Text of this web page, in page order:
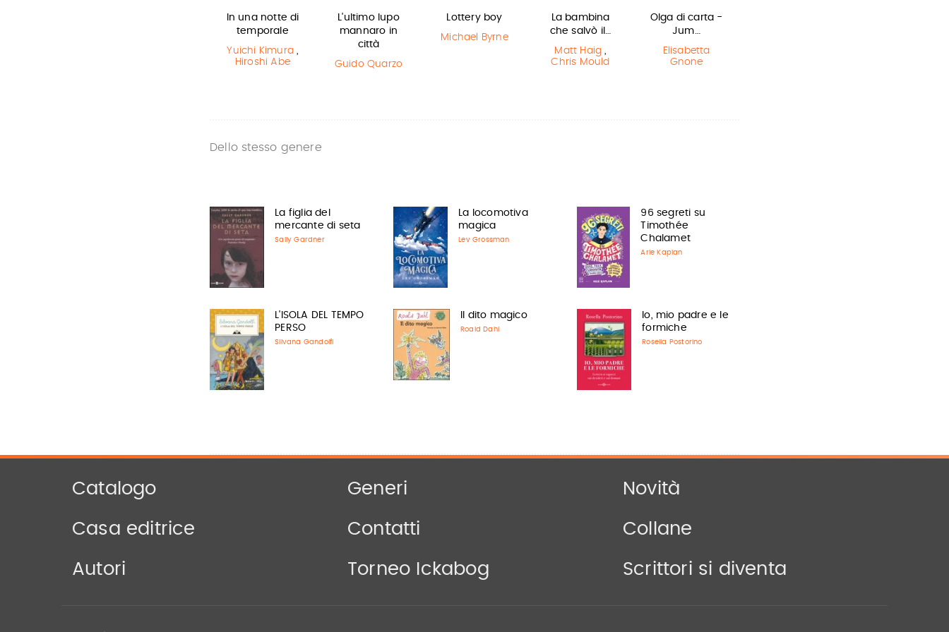
In una notte di
temporale
Yuichi Kimura
Hiroshi Abe
L'ultimo lupo
mannaro in
città
Guido Quarzo
Lottery boy
Michael Byrne
La bambina
che salvò il…
Matt Haig
Chris Mould
Olga di carta -
Jum…
Elisabetta
Gnone
Dello stesso genere
La figlia del
mercante di seta
Sally Gardner
La locomotiva
magica
Lev Grossman
96 segreti su
Timothée
Chalamet
Arie Kaplan
L'ISOLA DEL TEMPO
PERSO
Silvana Gandolfi
Il dito magico
Roald Dahl
Io, mio padre e le
formiche
Rosella Postorino
Catalogo Generi Novità
Casa editrice Contatti Collane
Autori Torneo Ickabog Scrittori si diventa